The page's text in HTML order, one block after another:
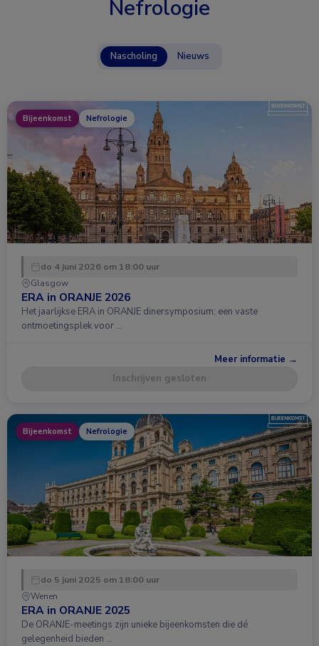
Nefrologie
Nascholing Nieuws
Bijeenkomst Nefrologie
do 4 juni 2026 om 18:00 uur
Glasgow
ERA in ORANJE 2026
Het jaarlijkse ERA in ORANJE dinersymposium; een vaste
ontmoetingsplek voor …
Meer informatie →
Inschrijven gesloten
Bijeenkomst Nefrologie
do 5 juni 2025 om 18:00 uur
Wenen
ERA in ORANJE 2025
De ORANJE-meetings zijn unieke bijeenkomsten die dé
gelegenheid bieden …